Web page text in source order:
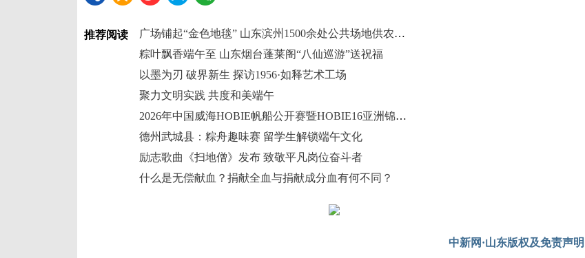
推荐阅读
广场铺起“金色地毯” 山东滨州1500余处公共场地供农户晒粮
粽叶飘香端午至 山东烟台蓬莱阁“八仙巡游”送祝福
以墨为刃 破界新生 探访1956·如释艺术工场
聚力文明实践 共度和美端午
2026年中国威海HOBIE帆船公开赛暨HOBIE16亚洲锦标赛举行
德州武城县：粽舟趣味赛 留学生解锁端午文化
励志歌曲《扫地僧》发布 致敬平凡岗位奋斗者
什么是无偿献血？捐献全血与捐献成分血有何不同？
中新网·山东版权及免责声明